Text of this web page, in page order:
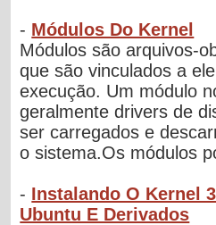
- Módulos Do Kernel
Módulos são arquivos-
que são vinculados a
execução. Um módulo
geralmente drivers de
ser carregados e
o sistema.Os módulos
- Instalando O Kernel
Ubuntu E Derivados